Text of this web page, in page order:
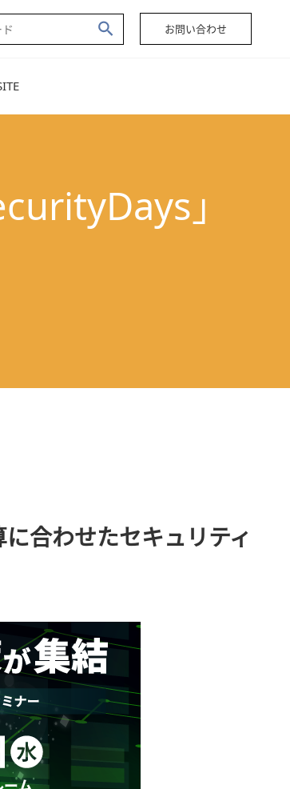
お問い合わせ
」
合わせたセキュリティ